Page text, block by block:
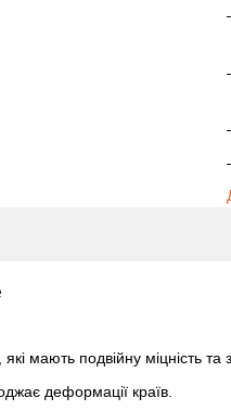
мають подвійну міцність та
деформації країв.